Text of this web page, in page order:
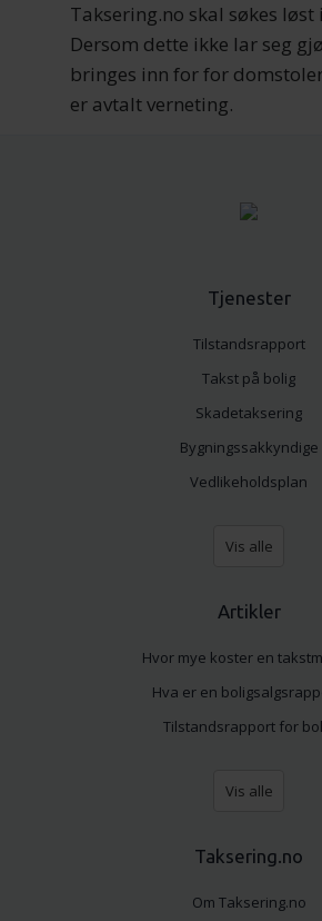
Taksering.no skal søkes
Dersom dette ikke lar seg
bringes inn for for
er avtalt verneting.
Tjenester
Tilstandsrapport
Takst på bolig
Skadetaksering
Bygningssakkyndige
Vedlikeholdsplan
Vis alle
Artikler
Hvor mye koster en
Hva er en
Tilstandsrapport for
Vis alle
Taksering.no
Om Taksering.no